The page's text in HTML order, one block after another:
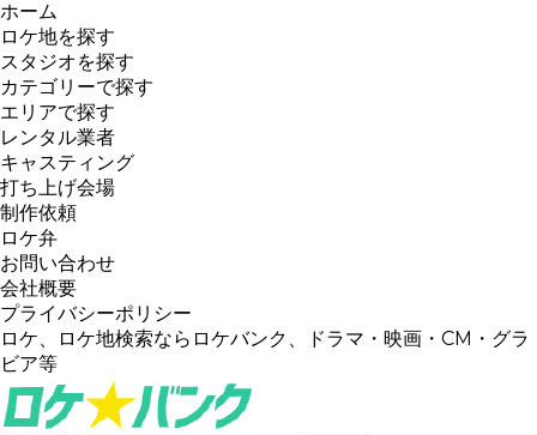
ホーム
ロケ地を探す
スタジオを探す
カテゴリーで探す
エリアで探す
レンタル業者
キャスティング
打ち上げ会場
制作依頼
ロケ弁
お問い合わせ
会社概要
プライバシーポリシー
ロケ、ロケ地検索ならロケバンク、ドラマ・映画・CM・グラ
ビア等